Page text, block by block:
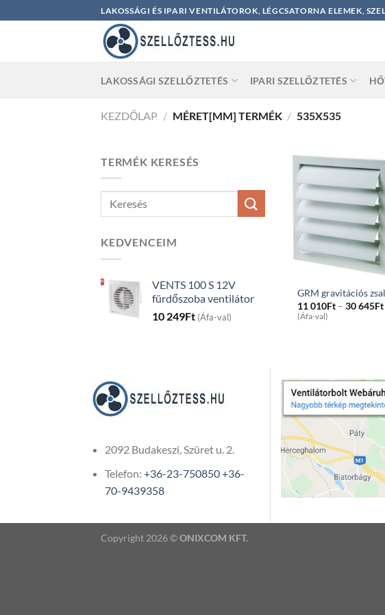
to
LAKOSSÁGI ÉS IPARI VENTILÁTOROK, LÉGCSATORNA ELEMEK,
LAKOSSÁGI SZELLŐZTETÉS IPARI SZELLŐZTETÉS
KEZDŐLAP / MÉRET[MM] TERMÉK / 535X535
TERMÉK KERESÉS
KEDVENCEIM
VENTS 100 S 12V
fürdőszoba ventilátor
10 249Ft (Áfa-val)
GRM gravitációs
11 010Ft – 30 645Ft
(Áfa-val)
2092 Budakeszi, Szüret u. 2.
Telefon: +36-23-750850+36-
70-9439358
Copyright 2026 ©ONIXCOM KFT.